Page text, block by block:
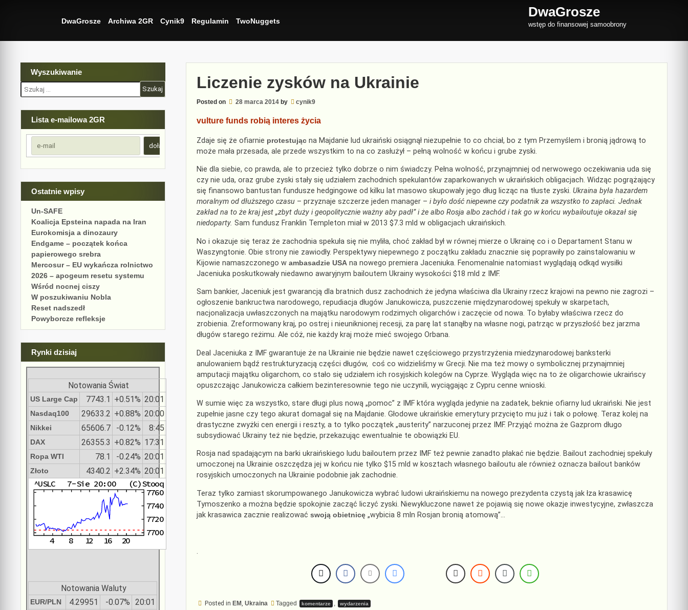
DwaGrosze Archiwa 2GR Cynik9 Regulamin TwoNuggets
DwaGrosze
wstęp do finansowej samoobrony
Liczenie zysków na Ukrainie
Posted on 28 marca 2014by cynik9
vulture funds robią interes życia
Zdaje się że ofiarnie protestującna Majdanie lud ukraiński osiągnął niezupełnie to co chciał, bo z tym Przemyślem i bronią jądrową to
może mała przesada, ale przede wszystkim to na co zasłużył – pełną wolność w końcu i grube zyski.
Nie dla siebie, co prawda, ale to przecież tylko dobrze o nim świadczy. Pełna wolność, przynajmniej od nerwowego oczekiwania uda się
czy nie uda, oraz grube zyski stały się udziałem zachodnich spekulantów zaparkowanych w ukraińskich obligacjach. Widząc pogrążający
się finansowo bantustan fundusze hedgingowe od kilku lat masowo skupowały jego dług licząc na tłuste zyski. Ukraina była hazardem
moralnym od dłuższego czasu– przyznaje szczerze jeden manager – i było dość niepewne czy podatnik za wszystko to zapłaci. Jednak
zakład na to że kraj jest „zbyt duży i geopolitycznie ważny aby padł” i że albo Rosja albo zachód i tak go w końcu wybailoutuje okazał się
niedoparty. Sam fundusz Franklin Templeton miał w 2013 $7.3 mld w obligacjach ukraińskich.
No i okazuje się teraz że zachodnia spekuła się nie myliła, choć zakład był w równej mierze o Ukrainę co i o Departament Stanu w
Waszyngtonie. Obie strony nie zawiodły. Perspektywy niepewnego z początku zakładu znacznie się poprawiły po zainstalowaniu w
Kijowie namaszczonego w ambasadzie USAna nowego premiera Jaceniuka. Fenomenalnie natomiast wyglądają odkąd wysiłki
Jaceniuka poskutkowały niedawno awaryjnym bailoutem Ukrainy wysokości $18 mld z IMF.
Sam bankier, Jaceniuk jest gwarancją dla bratnich dusz zachodnich że jedyna właściwa dla Ukrainy rzecz krajowi na pewno nie zagrozi –
ogłoszenie bankructwa narodowego, repudiacja długów Janukowicza, puszczenie międzynarodowej spekuły w skarpetach,
nacjonalizacja uwłaszczonych na majątku narodowym rodzimych oligarchów i zaczęcie od nowa. To byłaby właściwa rzecz do
zrobienia. Zreformowany kraj, po ostrej i nieuniknionej recesji, za parę lat stanąłby na własne nogi, patrząc w przyszłość bez jarzma
długów starego reżimu. Ale cóż, nie każdy kraj może mieć swojego Orbana.
Deal Jaceniuka z IMF gwarantuje że na Ukrainie nie będzie nawet częściowego przystrzyżenia miedzynarodowej banksterki
anulowaniem bądź restrukturyzacją części długów, coś co widzieliśmy w Grecji. Nie ma też mowy o symbolicznej przynajmniej
amputacji majątku oligarchom, co stało się udziałem ich rosyjskich kolegów na Cyprze. Wygląda więc na to że oligarchowie ukraińscy
opuszczając Janukowicza całkiem bezinteresownie tego nie uczynili, wyciągając z Cypru cenne wnioski.
W sumie więc za wszystko, stare długi plus nową „pomoc” z IMF która wygląda jedynie na zadatek, beknie ofiarny lud ukraiński. Nie jest
zupełnie jasne czy tego akurat domagał się na Majdanie. Głodowe ukraińskie emerytury przycięto mu już i tak o połowę. Teraz kolej na
drastyczne zwyżki cen energii i reszty, a to tylko początek „austerity” narzuconej przez IMF. Przyjąć można że Gazprom długo
subsydiować Ukrainy też nie będzie, przekazując ewentualnie te obowiązki EU.
Rosja nad spadającym na barki ukraińskiego ludu bailoutem przez IMF też pewnie zanadto płakać nie będzie. Bailout zachodniej spekuły
umoczonej na Ukrainie oszczędza jej w końcu nie tylko $15 mld w kosztach własnego bailoutu ale również oznacza bailout banków
rosyjskich umoczonych na Ukrainie podobnie jak zachodnie.
Teraz tylko zamiast skorumpowanego Janukowicza wybrać ludowi ukraińskiemu na nowego prezydenta czystą jak łza krasawicę
Tymoszenko a można będzie spokojnie zacząć liczyć zyski. Niewykluczone nawet że pojawią się nowe okazje inwestycyjne, zwłaszcza
jak krasawica zacznie realizować swoją obietnicę„wybicia 8 mln Rosjan bronią atomową”…
.
Posted in EM, Ukraina Tagged komentarze , wydarzenia
Wyszukiwanie
Szukaj:
Lista e-mailowa 2GR
Ostatnie wpisy
Un-SAFE
Koalicja Epsteina napada na Iran
Eurokomisja a dinozaury
Endgame – początek końca
papierowego srebra
Mercosur – EU wykańcza rolnictwo
2026 – apogeum resetu systemu
Wśród nocnej ciszy
W poszukiwaniu Nobla
Reset nadszedł
Powyborcze refleksje
Rynki dzisiaj
Notowania Świat
US Large Cap 7743.1 +0.51% 20:01
Nasdaq100 29633.2 +0.88% 20:00
Nikkei 65606.7 -0.12% 8:45
DAX 26355.3 +0.82% 17:31
Ropa WTI 78.1 -0.24% 20:01
Złoto 4340.2 +2.34% 20:01
Notowania Waluty
EUR/PLN 4.29951 -0.07% 20:01